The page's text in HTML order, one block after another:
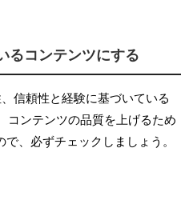
るコンテンツにする
信頼性と経験に基づいている
コンテンツの品質を上げるため
、必ずチェックしましょう。